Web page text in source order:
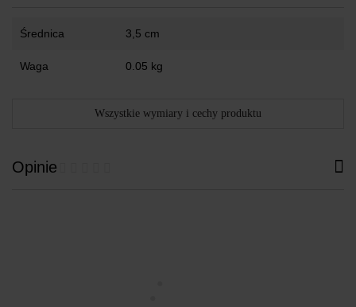
Średnica 3,5 cm
Waga 0.05 kg
Wszystkie wymiary i cechy produktu
Opinie